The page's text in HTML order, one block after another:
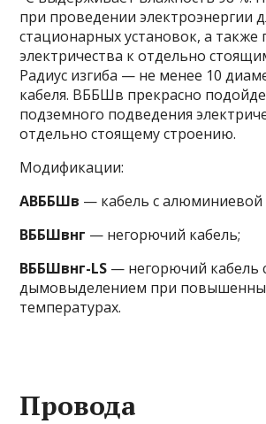
при проведении электроэнергии
стационарных установок, а также
электричества к отдельно
Радиус изгиба — не менее 10
кабеля. ВББШв прекрасно
подземного подведения
отдельно стоящему строению.
Модификации:
АВББШв — кабель с алюминиевой
ВББШвнг — негорючий кабель;
ВББШвнг-LS — негорючий кабель
дымовыделением при
температурах.
Провода